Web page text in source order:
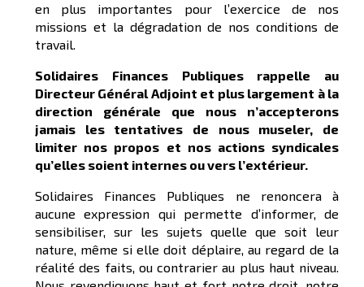
en plus importantes pour l’exercice de nos
missions et la dégradation de nos conditions de
travail.
Solidaires Finances Publiques rappelle au
Directeur Général Adjoint et plus largement à la
direction générale que nous n’accepterons
jamais les tentatives de nous museler, de
limiter nos propos et nos actions syndicales
qu’elles soient internes ou vers l’extérieur.
Solidaires Finances Publiques ne renoncera à
aucune expression qui permette d’informer, de
sensibiliser, sur les sujets quelle que soit leur
nature, même si elle doit déplaire, au regard de la
réalité des faits, ou contrarier au plus haut niveau.